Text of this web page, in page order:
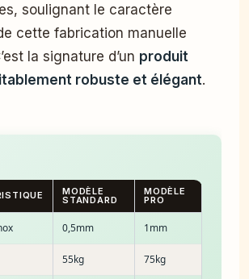
soulignant le caractère
cette fabrication manuelle
la signature d’un produit
robuste et élégant.
MODÈLE
STANDARD
MODÈLE
PRO
0,5mm 1mm
55kg 75kg